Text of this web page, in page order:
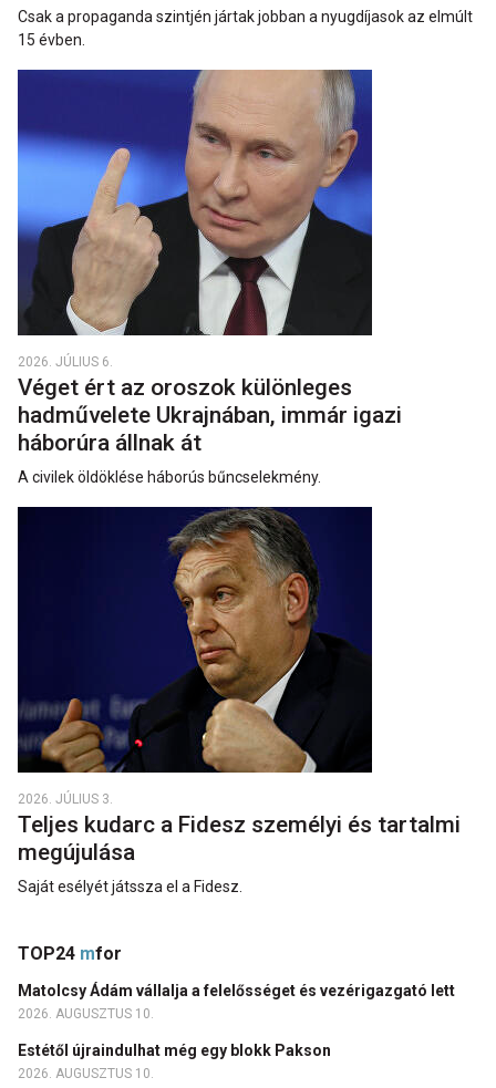
Csak a propaganda szintjén jártak jobban a nyugdíjasok az elmúlt
15 évben.
2026. JÚLIUS 6.
Véget ért az oroszok különleges
hadművelete Ukrajnában, immár igazi
háborúra állnak át
A civilek öldöklése háborús bűncselekmény.
2026. JÚLIUS 3.
Teljes kudarc a Fidesz személyi és tartalmi
megújulása
Saját esélyét játssza el a Fidesz.
TOP24 mfor
Matolcsy Ádám vállalja a felelősséget és vezérigazgató lett
2026. AUGUSZTUS 10.
Estétől újraindulhat még egy blokk Pakson
2026. AUGUSZTUS 10.